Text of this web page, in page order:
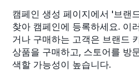
캠페인 생성 페이지에서 '브랜
찾아 캠페인에 등록하세요. 이
거나 구매하는 고객은 브랜드
상품을 구매하고, 스토어를 방
색할 가능성이 높습니다.